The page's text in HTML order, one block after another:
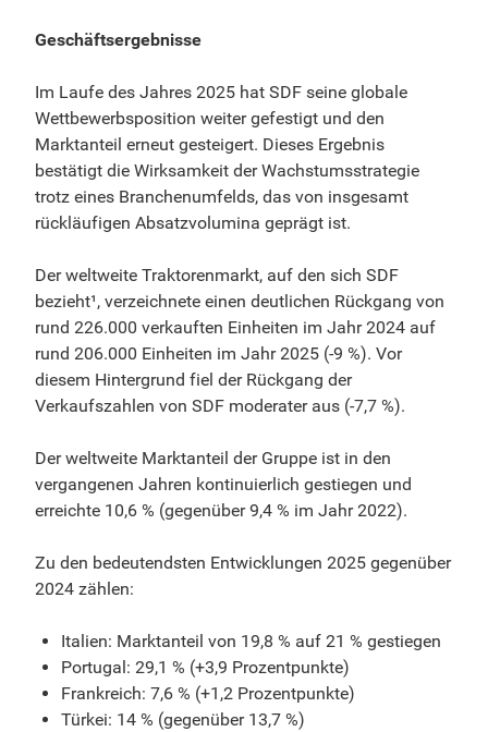
Geschäftsergebnisse
Im Laufe des Jahres 2025 hat SDF seine globale
Wettbewerbsposition weiter gefestigt und den
Marktanteil erneut gesteigert. Dieses Ergebnis
bestätigt die Wirksamkeit der Wachstumsstrategie
trotz eines Branchenumfelds, das von insgesamt
rückläufigen Absatzvolumina geprägt ist.
Der weltweite Traktorenmarkt, auf den sich SDF
bezieht¹, verzeichnete einen deutlichen Rückgang von
rund 226.000 verkauften Einheiten im Jahr 2024 auf
rund 206.000 Einheiten im Jahr 2025 (-9 %). Vor
diesem Hintergrund fiel der Rückgang der
Verkaufszahlen von SDF moderater aus (-7,7 %).
Der weltweite Marktanteil der Gruppe ist in den
vergangenen Jahren kontinuierlich gestiegen und
erreichte 10,6 % (gegenüber 9,4 % im Jahr 2022).
Zu den bedeutendsten Entwicklungen 2025 gegenüber
2024 zählen:
Italien: Marktanteil von 19,8 % auf 21 % gestiegen
Portugal: 29,1 % (+3,9 Prozentpunkte)
Frankreich: 7,6 % (+1,2 Prozentpunkte)
Türkei: 14 % (gegenüber 13,7 %)